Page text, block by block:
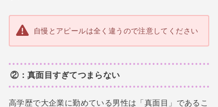
自慢とアピールは全く違うので注意してください
②：真面目すぎてつまらない
高学歴で大企業に勤めている男性は「真面目」であるこ